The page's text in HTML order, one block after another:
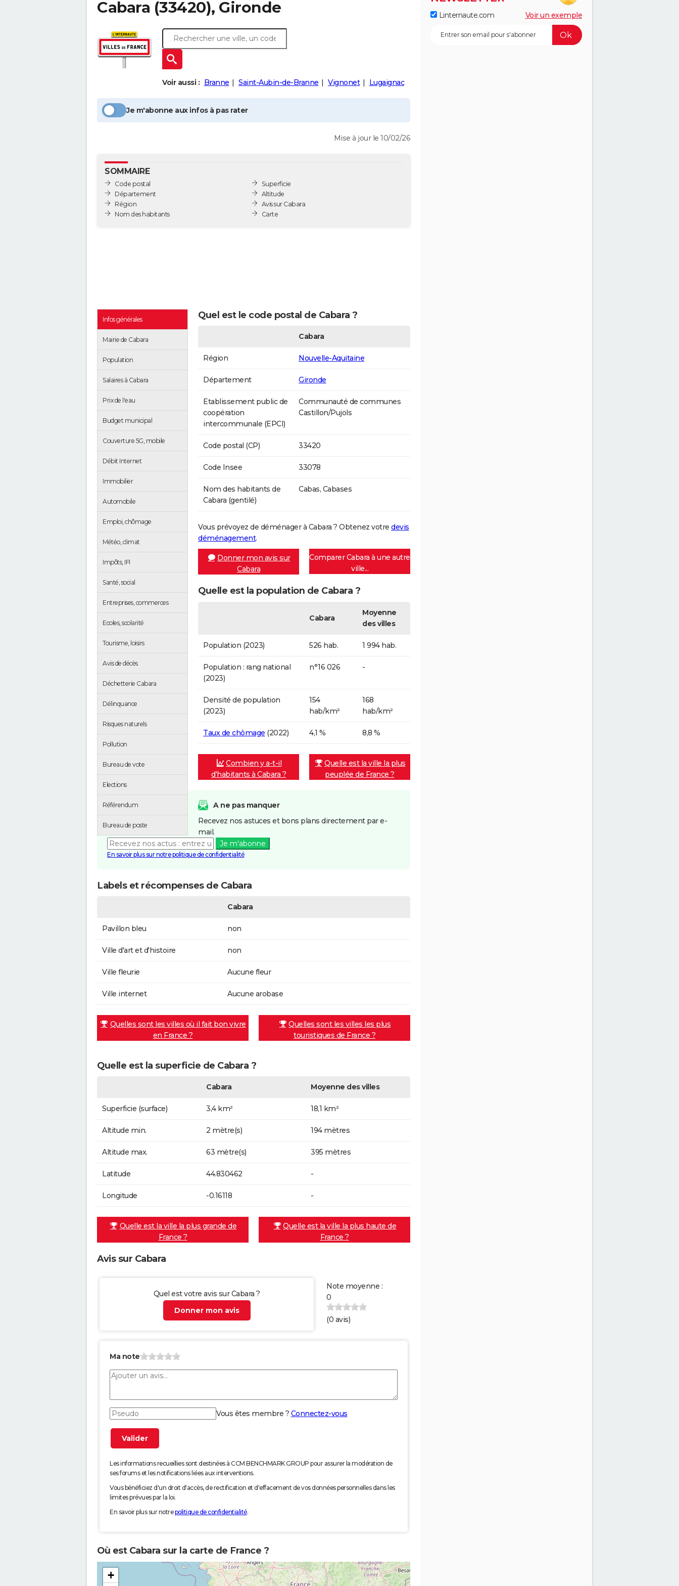
Cabara (33420), Gironde
Voir aussi : Branne Saint-Aubin-de-Branne Vignonet Lugaignac
Je m'abonne aux infos à pas rater
Mise à jour le 10/02/26
SOMMAIRE
Code postal
Département
Région
Nom des habitants
Superficie
Altitude
Avis sur Cabara
Carte
Infos générales
Mairie de Cabara
Population
Salaires à Cabara
Prix de l'eau
Budget municipal
Couverture 5G, mobile
Débit Internet
Immobilier
Automobile
Emploi, chômage
Météo, climat
Impôts, IFI
Santé, social
Entreprises, commerces
Ecoles, scolarité
Tourisme, loisirs
Avis de décès
Déchetterie Cabara
Délinquance
Risques naturels
Pollution
Bureau de vote
Elections
Référendum
Bureau de poste
Quel est le code postal de Cabara ?
Cabara
Région Nouvelle-Aquitaine
Département Gironde
Etablissement public de
coopération
intercommunale (EPCI)
Communauté de communes
Castillon/Pujols
Code postal (CP) 33420
Code Insee 33078
Nom des habitants de
Cabara (gentilé)
Cabas, Cabases
Vous prévoyez de déménager à Cabara ? Obtenez votre devis
déménagement.
Donner mon avis sur
Cabara
Comparer Cabara à une autre
ville...
Quelle est la population de Cabara ?
Cabara
Moyenne
des villes
Population (2023) 526 hab. 1 994 hab.
Population : rang national
(2023)
n°16 026 -
Densité de population
(2023)
154
hab/km²
168
hab/km²
Taux de chômage (2022) 4,1 % 8,8 %
Combien y a-t-il
d'habitants à Cabara ?
Quelle est la ville la plus
peuplée de France ?
A ne pas manquer
Recevez nos astuces et bons plans directement par e-
mail.
Je m'abonne
En savoir plus sur notre politique de confidentialité
Labels et récompenses de Cabara
Cabara
Pavillon bleu non
Ville d'art et d'histoire non
Ville fleurie Aucune fleur
Ville internet Aucune arobase
Quelles sont les villes où il fait bon vivre
en France ?
Quelles sont les villes les plus
touristiques de France ?
Quelle est la superficie de Cabara ?
Cabara Moyenne des villes
Superficie (surface) 3,4 km² 18,1 km²
Altitude min. 2 mètre(s) 194 mètres
Altitude max. 63 mètre(s) 395 mètres
Latitude 44.830462 -
Longitude -0.16118 -
Quelle est la ville la plus grande de
France ?
Quelle est la ville la plus haute de
France ?
Avis sur Cabara
Quel est votre avis sur Cabara ?
Donner mon avis
Note moyenne :
0
(0 avis)
Ma note
Vous êtes membre ? Connectez-vous
Les informations recueillies sont destinées à CCM BENCHMARK GROUP pour assurer la modération de
ses forums et les notifications liées aux interventions.
Vous bénéficiez d'un droit d'accès, de rectification et d'effacement de vos données personnelles dans les
limites prévues par la loi.
En savoir plus sur notrepolitique de confidentialité.
Où est Cabara sur la carte de France ?
+
Linternaute.com Voir un exemple